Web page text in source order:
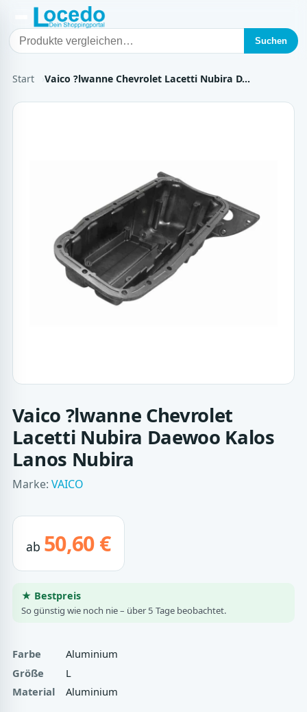
Suchen
Start Vaico ?lwanne Chevrolet Lacetti Nubira D…
Vaico ?lwanne Chevrolet
Lacetti Nubira Daewoo Kalos
Lanos Nubira
Marke: VAICO
ab 50,60 €
★ Bestpreis
So günstig wie noch nie – über 5 Tage beobachtet.
Farbe
Aluminium
Größe
L
Material
Aluminium